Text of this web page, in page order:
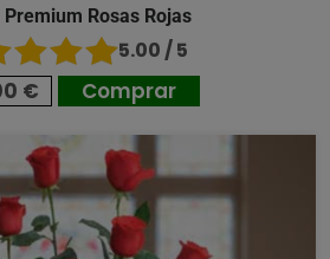
Premium Rosas Rojas
5.00 / 5
€ Comprar